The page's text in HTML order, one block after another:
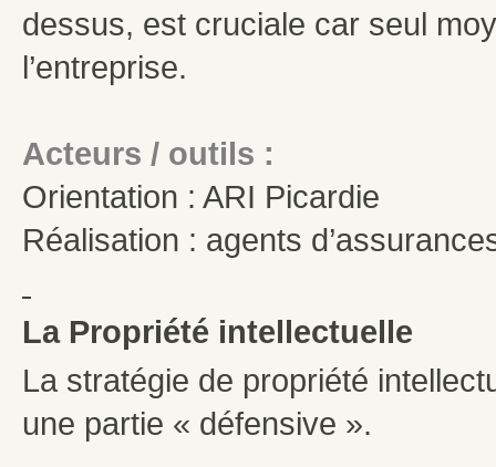
dessus, est cruciale car seul
l’entreprise.
Acteurs / outils :
Orientation : ARI Picardie
Réalisation : agents
La Propriété intellectuelle
La stratégie de propriété
une partie « défensive ».